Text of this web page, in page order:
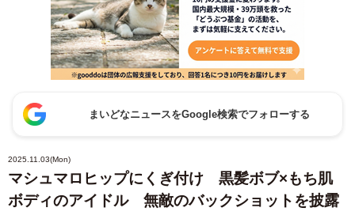
まいどなニュースをGoogle検索でフォローする
2025.11.03(Mon)
マシュマロヒップにくぎ付け 黒髪ボブ×もち肌
ボディのアイドル 無敵のバックショットを披露